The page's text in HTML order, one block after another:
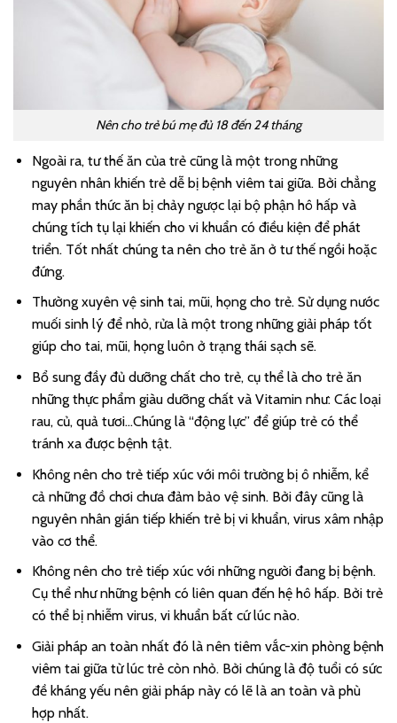
Nên cho trẻ bú mẹ đủ 18 đến 24 tháng
Ngoài ra, tư thế ăn của trẻ cũng là một trong những
nguyên nhân khiến trẻ dễ bị bệnh viêm tai giữa. Bởi chẳng
may phần thức ăn bị chảy ngược lại bộ phận hô hấp và
chúng tích tụ lại khiến cho vi khuẩn có điều kiện để phát
triển. Tốt nhất chúng ta nên cho trẻ ăn ở tư thế ngồi hoặc
đứng.
Thường xuyên vệ sinh tai, mũi, họng cho trẻ. Sử dụng nước
muối sinh lý để nhỏ, rửa là một trong những giải pháp tốt
giúp cho tai, mũi, họng luôn ở trạng thái sạch sẽ.
Bổ sung đầy đủ dưỡng chất cho trẻ, cụ thể là cho trẻ ăn
những thực phẩm giàu dưỡng chất và Vitamin như: Các loại
rau, củ, quả tươi…Chúng là “động lực” để giúp trẻ có thể
tránh xa được bệnh tật.
Không nên cho trẻ tiếp xúc với môi trường bị ô nhiễm, kể
cả những đồ chơi chưa đảm bảo vệ sinh. Bởi đây cũng là
nguyên nhân gián tiếp khiến trẻ bị vi khuẩn, virus xâm nhập
vào cơ thể.
Không nên cho trẻ tiếp xúc với những người đang bị bệnh.
Cụ thể như những bệnh có liên quan đến hệ hô hấp. Bởi trẻ
có thể bị nhiễm virus, vi khuẩn bất cứ lúc nào.
Giải pháp an toàn nhất đó là nên tiêm vắc-xin phòng bệnh
viêm tai giữa từ lúc trẻ còn nhỏ. Bởi chúng là độ tuổi có sức
đề kháng yếu nên giải pháp này có lẽ là an toàn và phù
hợp nhất.